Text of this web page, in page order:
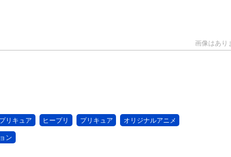
リキュア ヒープリ プリキュア オリジナルアニメ
ン